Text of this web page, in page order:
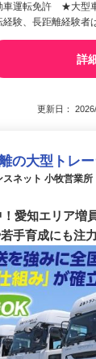
車運転免許 ★大型
経験、長距離経験者
詳
更新日：
の大型トレ
ネット 小牧営業所
愛知エリア増
手育成にも注